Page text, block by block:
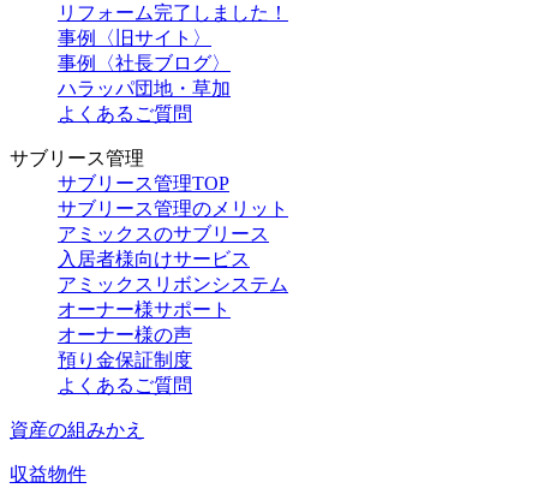
リフォーム完了しました！
事例〈旧サイト〉
事例〈社長ブログ〉
ハラッパ団地・草加
よくあるご質問
サブリース管理
サブリース管理TOP
サブリース管理のメリット
アミックスのサブリース
入居者様向けサービス
アミックスリボンシステム
オーナー様サポート
オーナー様の声
預り金保証制度
よくあるご質問
資産の組みかえ
収益物件